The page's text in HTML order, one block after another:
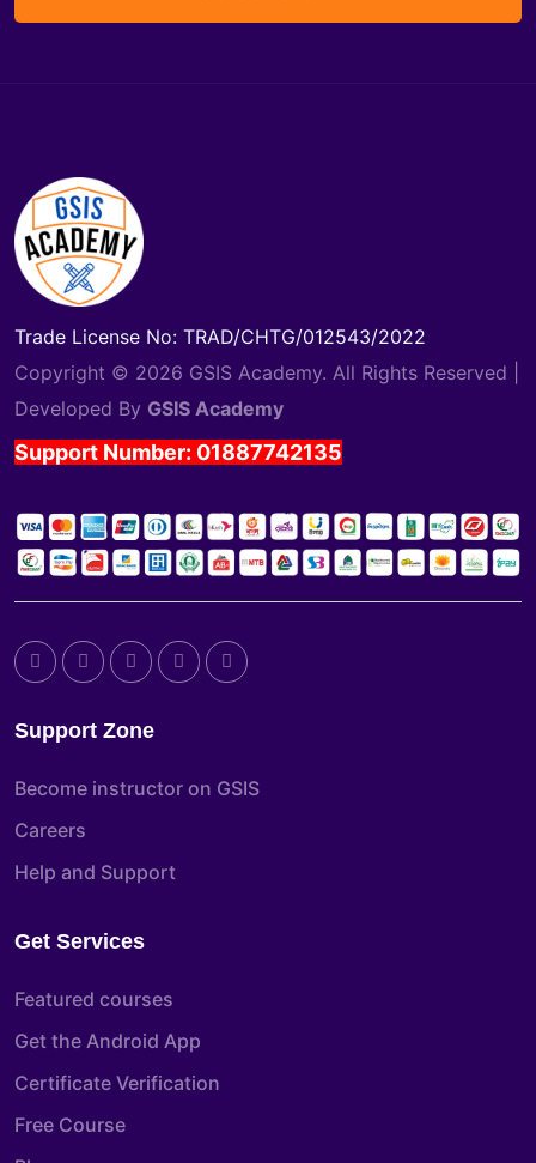
Trade License No: TRAD/CHTG/012543/2022
Copyright © 2026 GSIS Academy. All Rights Reserved |
Developed By GSIS Academy
Support Number: 01887742135
Support Zone
Become instructor on GSIS
Careers
Help and Support
Get Services
Featured courses
Get the Android App
Certificate Verification
Free Course